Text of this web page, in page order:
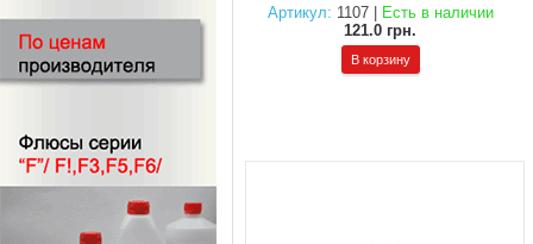
Артикул: 1107 |
Есть в наличии
121.0 грн.